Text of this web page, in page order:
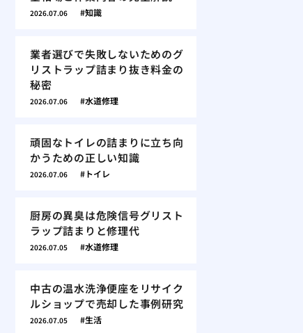
2026.07.06 知識
業者選びで失敗しないためのグ
リストラップ詰まり抜き料金の
秘密
2026.07.06 水道修理
頑固なトイレの詰まりに立ち向
かうための正しい知識
2026.07.06 トイレ
厨房の異臭は危険信号グリスト
ラップ詰まりと修理代
2026.07.05 水道修理
中古の温水洗浄便座をリサイク
ルショップで売却した事例研究
2026.07.05 生活